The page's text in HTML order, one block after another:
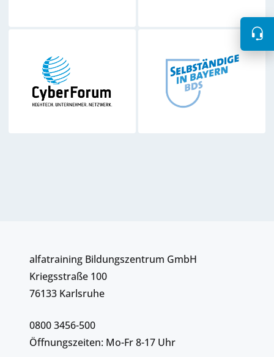
alfatraining Bildungszentrum GmbH
Kriegsstraße 100
76133 Karlsruhe
0800 3456-500
Öffnungszeiten: Mo-Fr 8-17 Uhr